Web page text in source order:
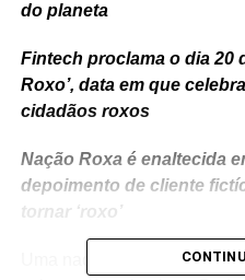
do planeta
Fintech proclama o dia 20
Roxo’, data em que
cidadãos roxos
Nação Roxa é enaltecida
depoimento de cliente
tornar ‘roxo’
Uma nação sem fronteiras,